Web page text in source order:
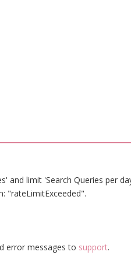
and limit 'Search Queries per
"rateLimitExceeded".
error messages to support.